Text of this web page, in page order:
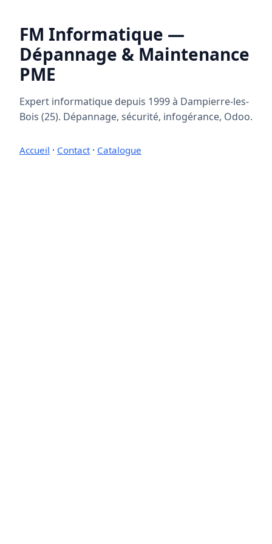
FM Informatique —
Dépannage & Maintenance
PME
Expert informatique depuis 1999 à Dampierre-les-
Bois (25). Dépannage, sécurité, infogérance, Odoo.
Accueil · Contact· Catalogue